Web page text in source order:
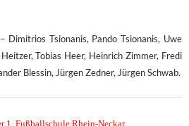
Dimitrios Tsionanis, Pando Tsionanis, Uwe
Tobias Heer, Heinrich Zimmer, Fredi
Blessin, Jürgen Zedner, Jürgen Schwab.
1. Fußballschule Rhein-Neckar